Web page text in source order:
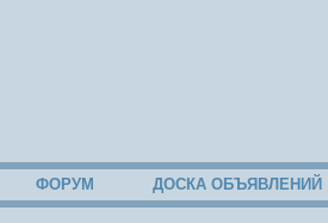
ФОРУМ ДОСКА ОБЪЯВЛЕНИЙ